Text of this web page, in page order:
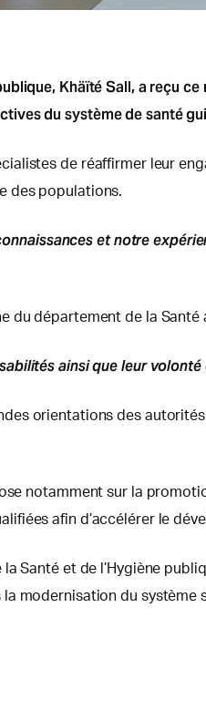
Khäïté Sall, a reçu
du système de santé
de réaffirmer leur
des populations.
et notre
du département de la
ainsi que leur
orientations des
notamment sur la
afin d’accélérer le
Santé et de l’Hygiène
modernisation du système